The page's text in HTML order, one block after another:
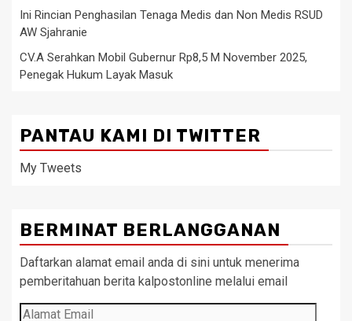
Ini Rincian Penghasilan Tenaga Medis dan Non Medis RSUD
AW Sjahranie
CV.A Serahkan Mobil Gubernur Rp8,5 M November 2025,
Penegak Hukum Layak Masuk
PANTAU KAMI DI TWITTER
My Tweets
BERMINAT BERLANGGANAN
Daftarkan alamat email anda di sini untuk menerima
pemberitahuan berita kalpostonline melalui email
Alamat